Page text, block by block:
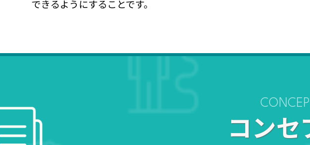
できるようにすることです。
コンセ